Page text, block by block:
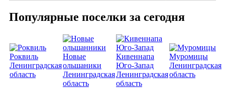
Популярные поселки за сегодня
Роквиль
Ленинградская
область
Новые
ольшаники
Ленинградская
область
Кивеннапа
Юго-Запад
Ленинградская
область
Муромицы
Ленинградская
область